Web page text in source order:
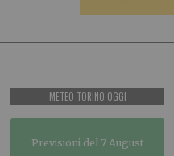
METEO TORINO OGGI
Previsioni del 7 August